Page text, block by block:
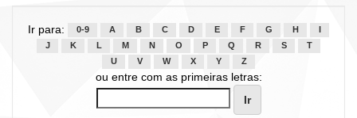
Ir para: 0-9 A B C D E F G H
J
K L M N O P Q R S
T
U
V W X Y Z
ou entre com as primeiras letras: